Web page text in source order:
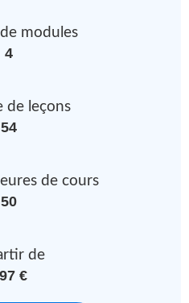
modules
4
de leçons
54
de cours
50
de
€